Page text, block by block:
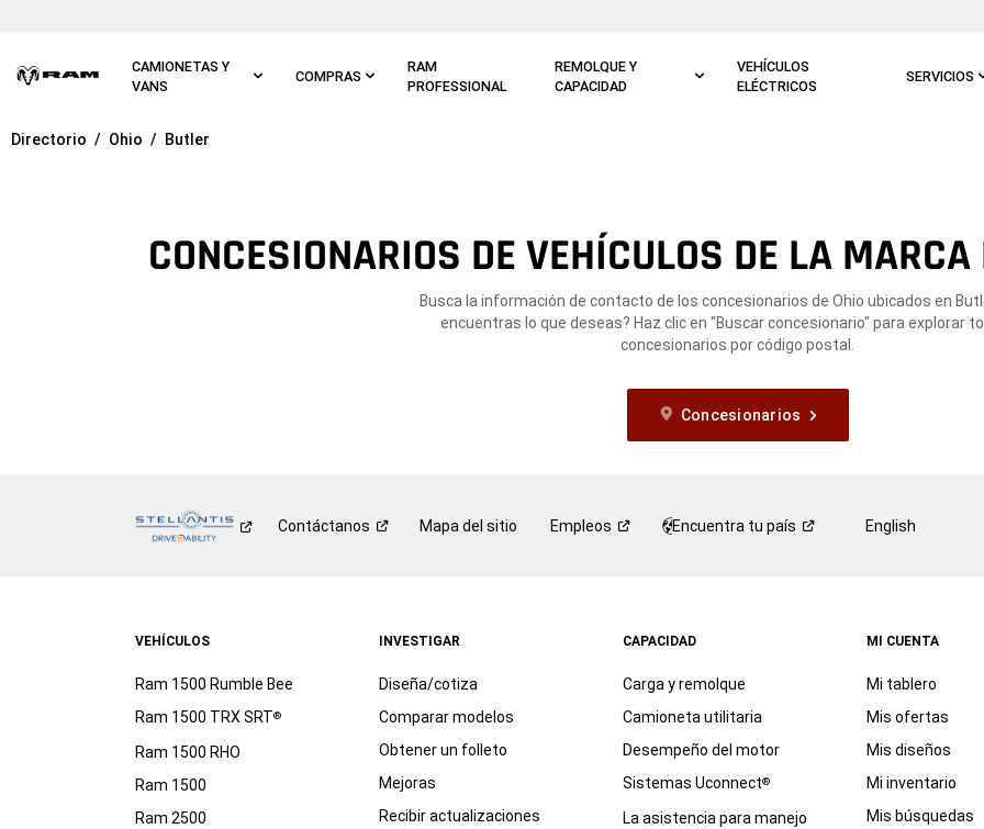
CAMIONETAS Y
VANS
COMPRAS
RAM
PROFESSIONAL
REMOLQUE Y
CAPACIDAD
VEHÍCULOS
ELÉCTRICOS
SERVICIOS
Ir a
Directorio Ohio Butler
CONCESIONARIOS DE VEHÍCULOS DE LA
Busca la información de contacto de los concesionarios de Ohio ubicados en
encuentras lo que deseas? Haz clic en "Buscar concesionario" para explorar
concesionarios por código postal.
Concesionarios
Contáctanos Mapa del sitio Empleos Encuentra tu país English
VEHÍCULOS
Ram 1500 Rumble Bee
Ram 1500 TRX SRT®
Ram 1500 RHO
Ram 1500
Ram 2500
INVESTIGAR
Diseña/cotiza
Comparar modelos
Obtener un folleto
Mejoras
Recibir actualizaciones
CAPACIDAD
Carga y remolque
Camioneta utilitaria
Desempeño del motor
Sistemas Uconnect®
La asistencia para manejo
MI CUENTA
Mi tablero
Mis ofertas
Mis diseños
Mi inventario
Mis búsquedas